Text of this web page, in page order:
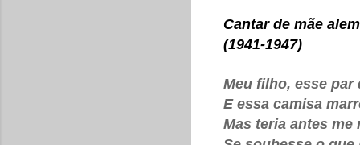
Cantar de mãe
(1941-1947)
Meu filho, esse par
E essa camisa
Mas teria antes me